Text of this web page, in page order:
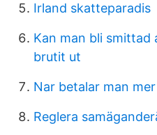
Irland skatteparadis
Kan man bli smittad
brutit ut
Nar betalar man
Reglera